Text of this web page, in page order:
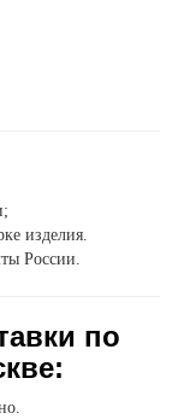
изделия.
России.
по